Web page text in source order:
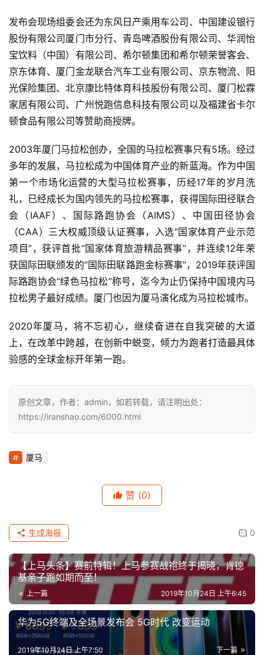
发布会现场组委会还为东风日产乘用车公司、中国建设银行
股份有限公司厦门市分行、青岛啤酒股份有限公司、华润怡
宝饮料（中国）有限公司、希尔顿集团和希尔顿荣誉客会、
京东体育、厦门金龙联合汽车工业有限公司、京东物流、阳
光保险集团、北京康比特体育科技股份有限公司、厦门松霖
家居有限公司、广州悦跑信息科技有限公司以及福建省卡尔
顿食品有限公司等赞助商授牌。
2003年厦门马拉松创办，全国的马拉松赛事只有5场。经过
多年的发展，马拉松成为中国体育产业的新蓝海。作为中国
第一个市场化运营的大型马拉松赛事，历经17年的岁月洗
礼，已经成长为国内领先的马拉松赛事，获得国际田径联合
会（IAAF）、国际路跑协会（AIMS）、中国田径协会
（CAA）三大权威顶级认证赛事，入选“国家体育产业示范
项目”，获评首批“国家体育旅游精品赛事”，并连续12年荣
获国际田联颁发的“国际田联路跑金标赛事”，2019年获评国
际路跑协会“绿色马拉松”称号，迄今为止仍保持中国境内马
拉松男子最好成绩。厦门也因为厦马演化成为马拉松城市。
2020年厦马，将不忘初心，继续奋进在自我突破的大道
上，在改革中跨越，在创新中蜕变，倾力为跑者打造最具体
验感的全球金标开年第一跑。
原创文章，作者：admin，如若转载，请注明出处：
https://iranshao.com/6000.html
厦马
赞 (0)
0
生成海报
【上马头条】赛前特辑！上马参赛战袍终于揭晓，肯德
基亲子跑如期而至！
上一篇 2019年10月24日 上午6:45
华为5G终端及全场景发布会 5G时代 改变运动
下一篇
2019年10月24日 上午7:50